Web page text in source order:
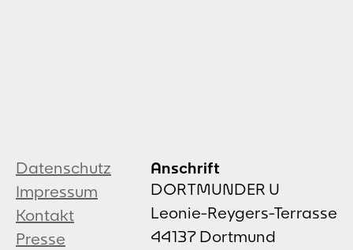
Datenschutz
Impressum
Kontakt
Presse
Anschrift
DORTMUNDER U
Leonie-Reygers-Terrasse
44137 Dortmund